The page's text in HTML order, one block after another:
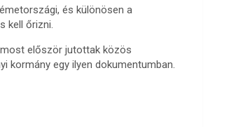
és különösen a
kell őrizni.
először jutottak közös
kormány egy ilyen dokumentumban.